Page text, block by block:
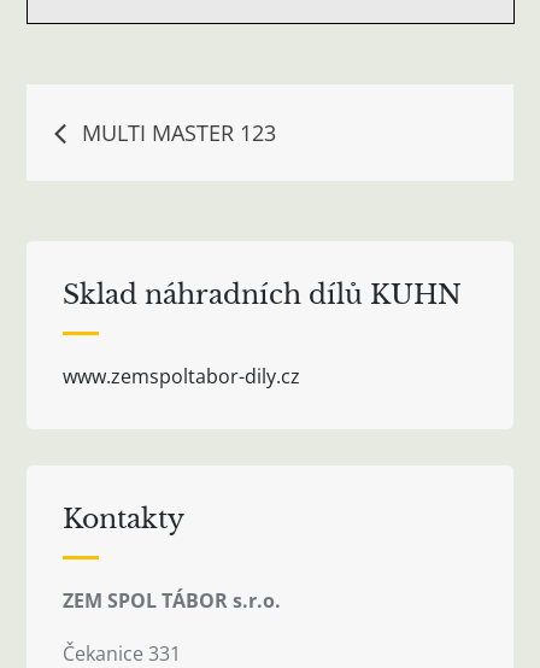
Navigace
MULTI MASTER 123
Sklad náhradních dílů KUHN
www.zemspoltabor-dily.cz
Kontakty
ZEM SPOL TÁBOR s.r.o.
Čekanice 331